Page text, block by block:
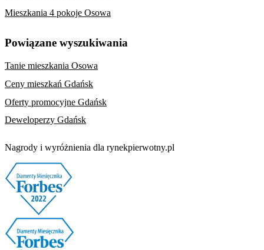
Mieszkania 4 pokoje Osowa
Powiązane wyszukiwania
Tanie mieszkania Osowa
Ceny mieszkań Gdańsk
Oferty promocyjne Gdańsk
Deweloperzy Gdańsk
Nagrody i wyróżnienia dla rynekpierwotny.pl